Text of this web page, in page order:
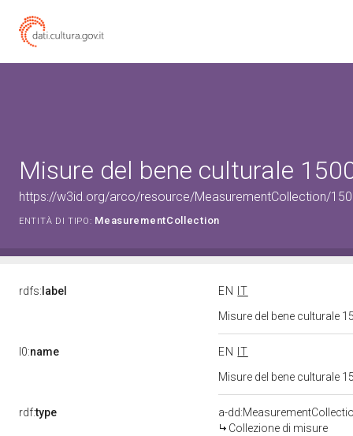
Misure del bene culturale
https://w3id.org/arco/resource/MeasurementCollection/
ENTITÀ DI TIPO: MeasurementCollection
rdfs: label EN
IT
Misure del bene culturale
l0:name EN
IT
Misure del bene culturale
rdf:type
a-
Collezione di misure